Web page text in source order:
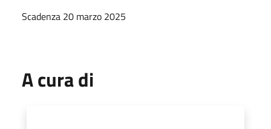
Scadenza 20 marzo 2025
A cura di